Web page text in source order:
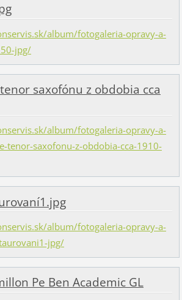
album/fotogaleria-opravy-a-
jpg/
saxofónu z obdobia cca
album/fotogaleria-opravy-a-
tenor-saxofonu-z-obdobia-cca-1910-
album/fotogaleria-opravy-a-
jpg/
Pe Ben Academic GL